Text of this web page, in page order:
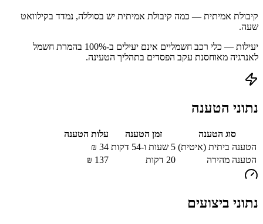
קיבולת אמיתית — כמה קיבולת אמיתית יש בסוללה, נמדד בקילוואט
שעה.
יעילות — כלי רכב חשמליים אינם יעילים ב-100% בהמרת חשמל
לאנרגיה מאוחסנת עקב הפסדים בתהליך הטעינה.
נתוני הטענה
סוג הטענה זמן הטענה
עלות הטענה
הטענה ביתית (איטית) 5 שעות ו-54 דקות 34
₪
הטענה מהירה
20 דקות 137
₪
נתוני ביצועים